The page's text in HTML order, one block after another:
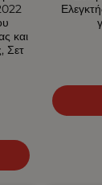
και
Σετ